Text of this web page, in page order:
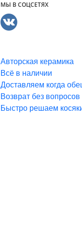
МЫ В СОЦСЕТЯХ
Авторская керамика
Всё в наличии
Доставляем когда
Возврат без вопросов
Быстро решаем